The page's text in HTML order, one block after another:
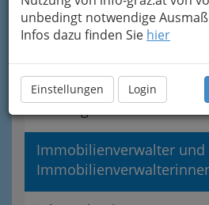
unbedingt notwendige
Infos dazu finden Sie hier
Einstellungen Login
Fachgruppe der
Vermögenstreuhänder
Immobilienverwalter und